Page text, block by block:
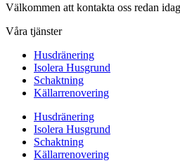
Välkommen att kontakta oss redan
Våra tjänster
Husdränering
Isolera Husgrund
Schaktning
Källarrenovering
Husdränering
Isolera Husgrund
Schaktning
Källarrenovering